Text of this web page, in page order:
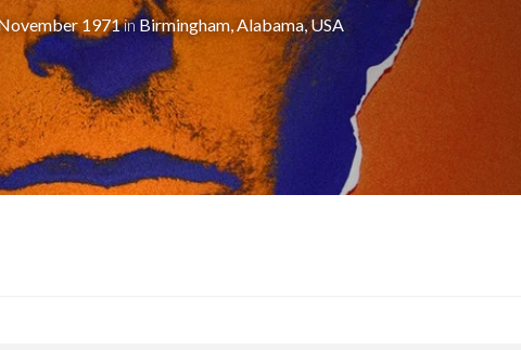
1971inBirmingham, Alabama, USA